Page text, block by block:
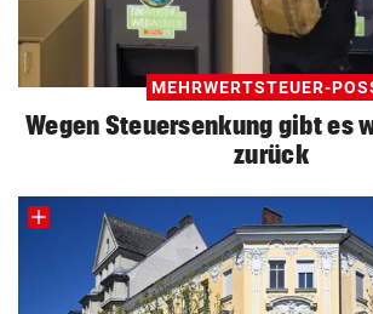
MEHRWERTSTEUER-
Wegen Steuersenkung gibt es
zurück